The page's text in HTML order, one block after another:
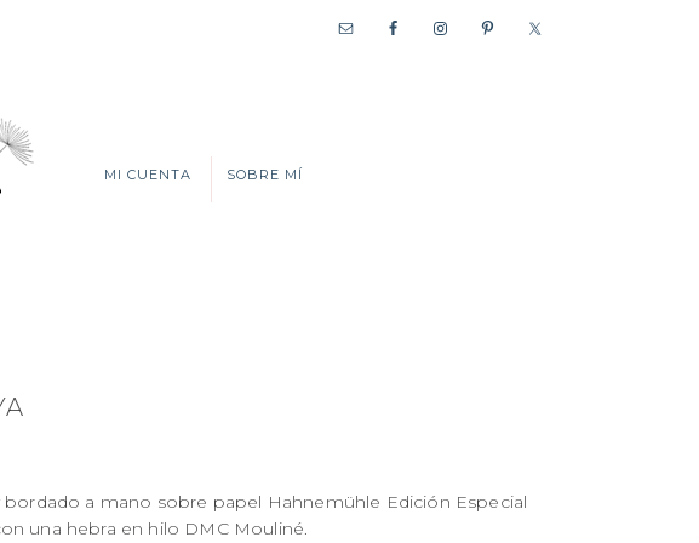
MI CUENTA SOBRE MÍ
bordado a mano sobre papel Hahnemühle Edición Especial
una hebra en hilo DMC Mouliné.